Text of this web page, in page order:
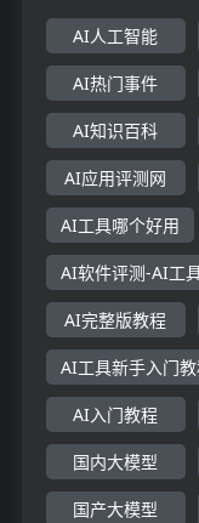
AI人工智能
AI热门事件
AI知识百科
AI应用评测网
AI工具哪个好用
AI软件评测-AI工
AI完整版教程
AI工具新手入门
AI入门教程
国内大模型
国产大模型